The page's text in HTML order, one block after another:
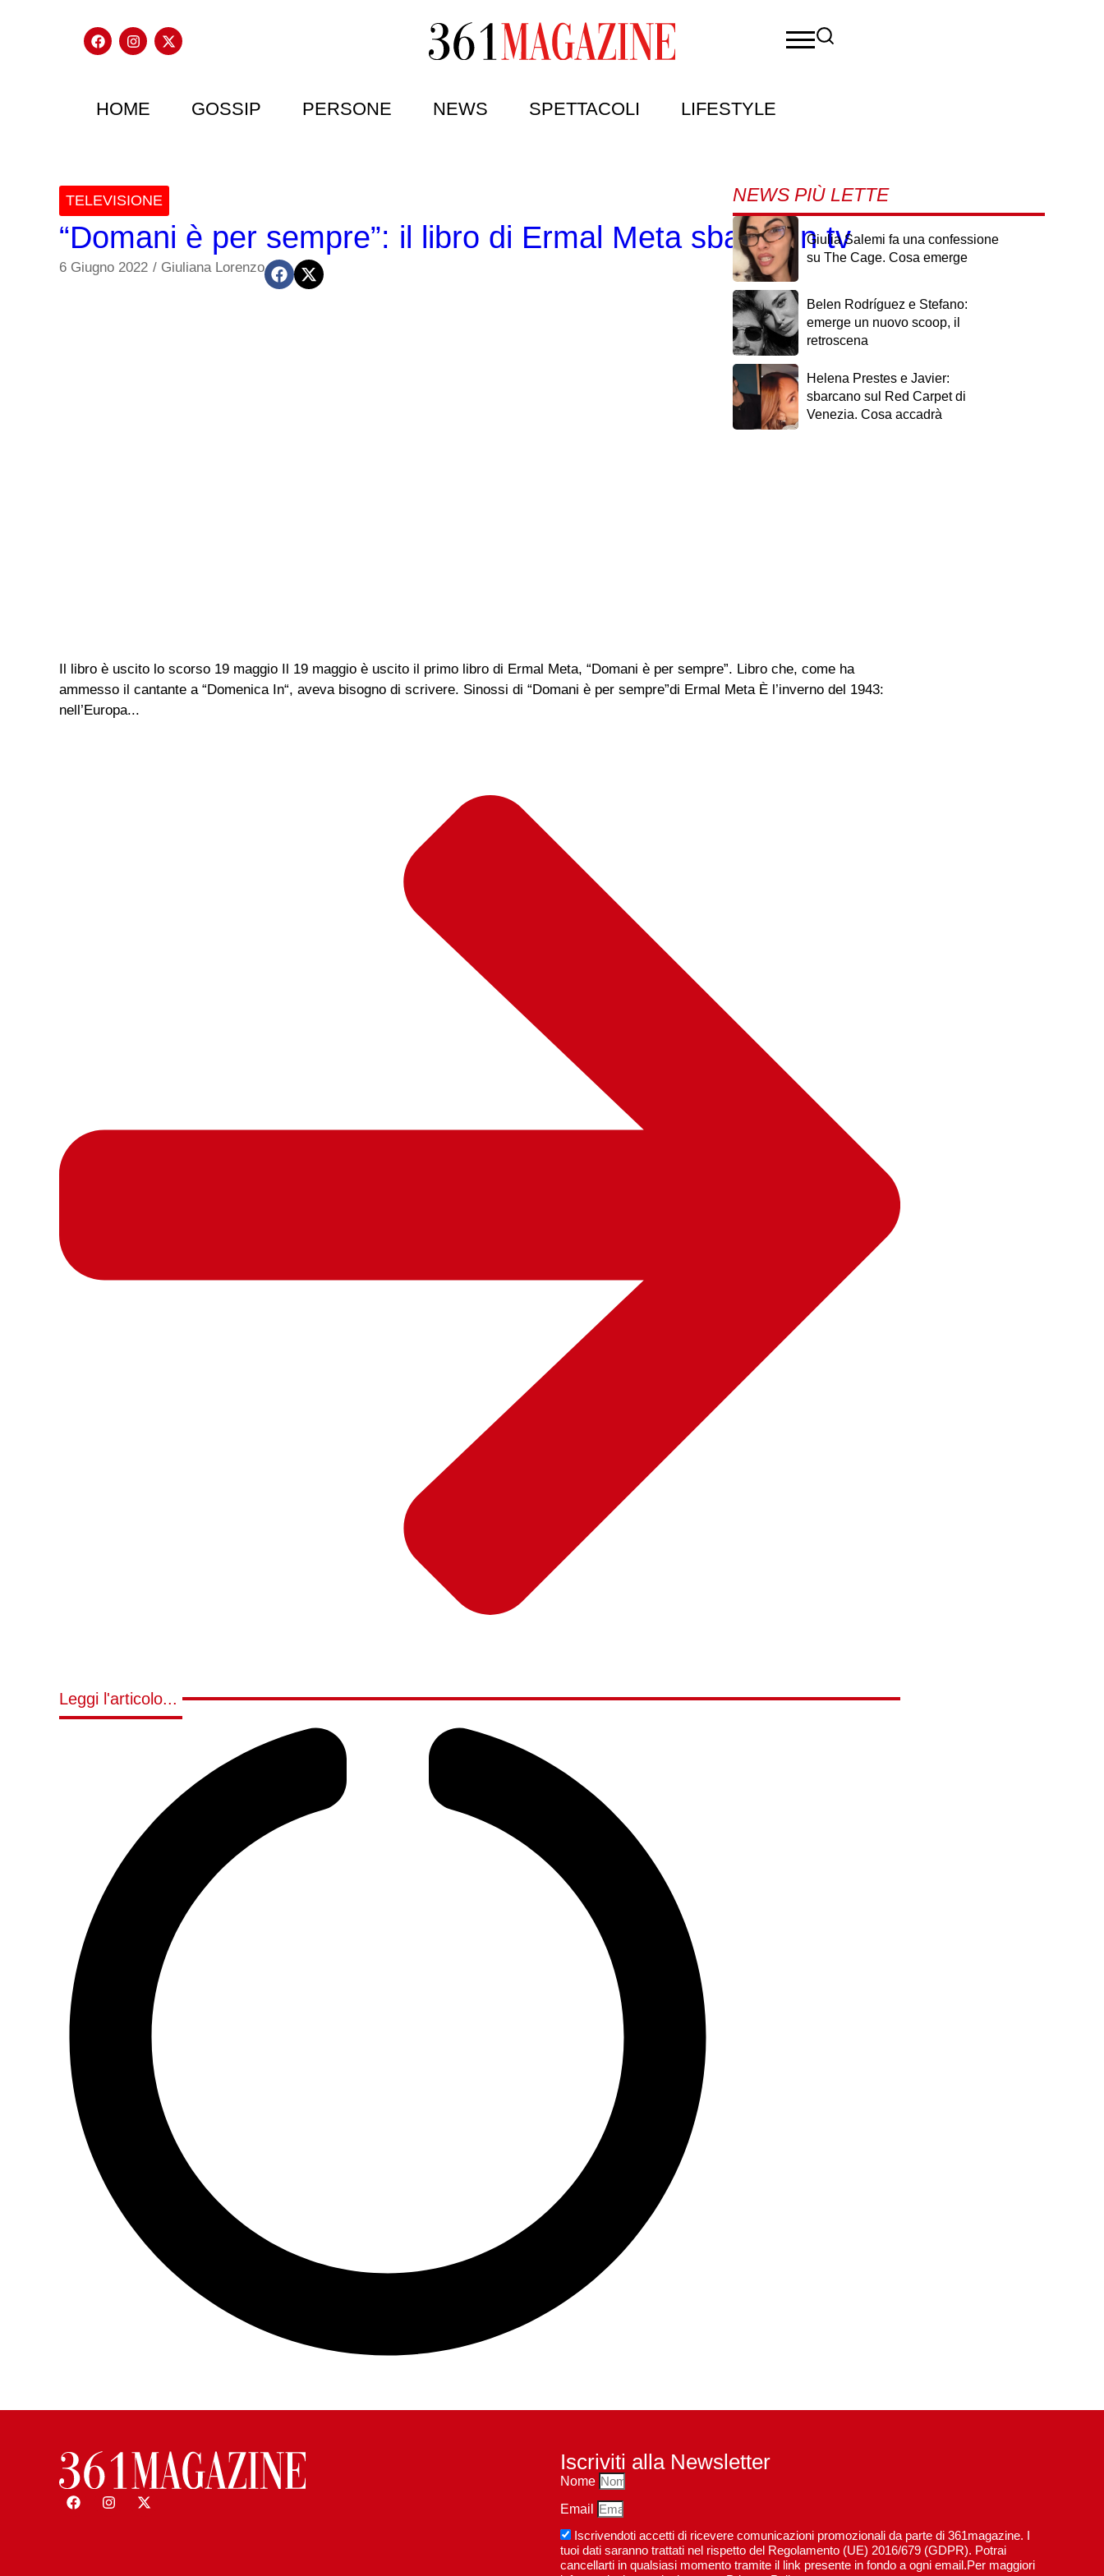
HOME GOSSIP PERSONE NEWS SPETTACOLI LIFESTYLE
TELEVISIONE
“Domani è per sempre”: il libro di Ermal Meta sbarca in tv
6 Giugno 2022 / Giuliana Lorenzo
Il libro è uscito lo scorso 19 maggio Il 19 maggio è uscito il primo libro di Ermal Meta, “Domani è per sempre”. Libro che, come ha
ammesso il cantante a “Domenica In“, aveva bisogno di scrivere. Sinossi di “Domani è per sempre”di Ermal Meta È l’inverno del 1943:
nell’Europa...
Leggi l'articolo...
NEWS PIÙ LETTE
Giulia Salemi fa una confessione
su The Cage. Cosa emerge
Belen Rodríguez e Stefano:
emerge un nuovo scoop, il
retroscena
Helena Prestes e Javier:
sbarcano sul Red Carpet di
Venezia. Cosa accadrà
Iscriviti alla Newsletter
Nome
Email
Iscrivendoti accetti di ricevere comunicazioni promozionali da parte di 361magazine. I
tuoi dati saranno trattati nel rispetto del Regolamento (UE) 2016/679 (GDPR). Potrai
cancellarti in qualsiasi momento tramite il link presente in fondo a ogni email.Per maggiori